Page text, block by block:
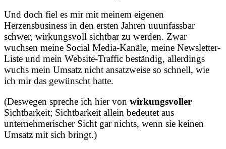
Und doch fiel es mir mit meinem eigenen
Herzensbusiness in den ersten Jahren uuunfassbar
schwer, wirkungsvoll sichtbar zu werden. Zwar
wuchsen meine Social Media-Kanäle, meine Newsletter-
Liste und mein Website-Traffic beständig, allerdings
wuchs mein Umsatz nicht ansatzweise so schnell, wie
ich mir das gewünscht hatte.
(Deswegen spreche ich hier von wirkungsvoller
Sichtbarkeit; Sichtbarkeit allein bedeutet aus
unternehmerischer Sicht gar nichts, wenn sie keinen
Umsatz mit sich bringt.)